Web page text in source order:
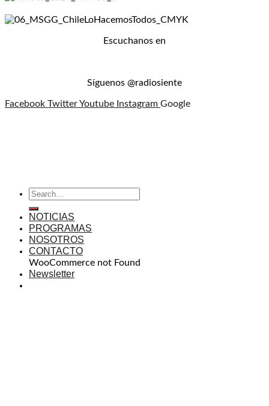
Escuchanos en
Síguenos @radiosiente
Facebook TwitterYoutube Instagram Google
NOTICIAS
PROGRAMAS
NOSOTROS
CONTACTO
WooCommerce not Found
Newsletter